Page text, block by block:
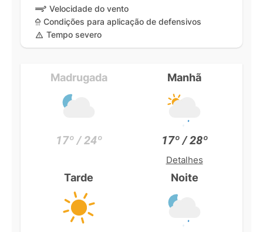
Velocidade do vento
Condições para aplicação de defensivos
Tempo severo
Madrugada
17º / 24º
Manhã
17º / 28º
Detalhes
Tarde Noite